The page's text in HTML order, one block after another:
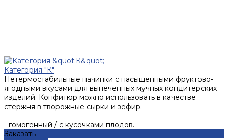
Категория "К"
Нетермостабильные начинки с насыщенными фруктово-
ягодными вкусами для выпеченных мучных кондитерских
изделий. Конфитюр можно использовать в качестве
стержня в творожные сырки и зефир.
- гомогенный / с кусочками плодов.
Заказать